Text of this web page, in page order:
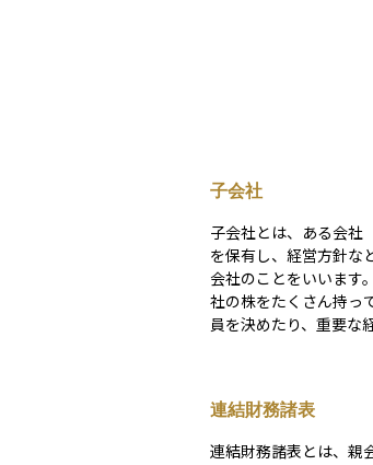
子会社
子会社とは、ある会社
を保有し、経営方針な
会社のことをいいます
社の株をたくさん持っ
員を決めたり、重要な
式投資においても重要
す。また、決算書など
連結財務諸表
連結財務諸表とは、親